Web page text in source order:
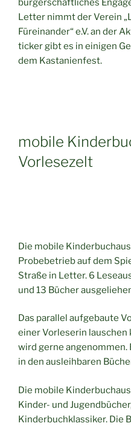
Letter nimmt der Verein
Füreinander“ e.V. an der
ticker gibt es in einigen
dem Kastanienfest.
mobile
Vorlesezelt
Die mobile
Probebetrieb auf dem
Straße in Letter. 6
und 13 Bücher
Das parallel aufgebaute
einer Vorleserin lauschen
wird gerne angenommen.
in den ausleihbaren
Die mobile
Kinder- und
Kinderbuchklassiker. Die